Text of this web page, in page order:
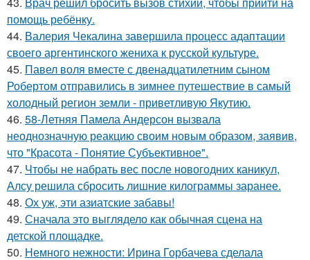
помощь ребёнку.
44. Валерия Чекалина завершила процесс адаптации
своего аргентинского жениха к русской культуре.
45. Павел воля вместе с двенадцатилетним сыном
Робертом отправились в зимнее путешествие в самый
холодный регион земли - приветливую Якутию.
46. 58-Летняя Памела Андерсон вызвала
неоднозначную реакцию своим новым образом, заявив,
что "Красота - Понятие Субъективное".
47. Чтобы не набрать вес после новогодних каникул,
Алсу решила сбросить лишние килограммы заранее.
48. Ох уж, эти азиатские забавы!
49. Сначала это выглядело как обычная сцена на
детской площадке.
50. Немного нежности: Ирина Горбачева сделала